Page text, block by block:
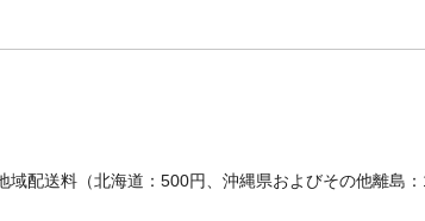
配送料（北海道：500円、沖縄県およびその他離島